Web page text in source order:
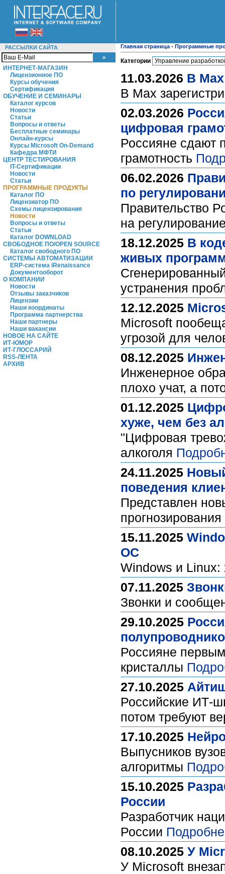
РАССЫЛКИ САЙТА
ИНТЕРНЕТ-МАГАЗИН
Лицензионное ПО
Курсы обучения
Сертификация
ОБУЧЕНИЕ И СЕМИНАРЫ
Каталог курсов
Новости
Статьи
Вопросы и ответы
Бесплатные семинары
Онлайн-курсы
Курсы Microsoft On-Demand
Кафедра МФТИ
ЦЕНТР ТЕСТИРОВАНИЯ
IT-Сертификации
Новости
Статьи
ПРОГРАММНЫЕ ПРОДУКТЫ
Каталог ПО
Лицензиатор ПО
Схемы лицензирования
Новости
Вопросы и ответы
Статьи
Каталог DOWNLOAD
СВОБОДНОЕ ПО/OPEN SOURCE
Каталог свободного ПО
СИСТЕМЫ АВТОМАТИЗАЦИИ
ERP-система iRenaissance
Документооборот
О КОМПАНИИ
Новости
Отзывы заказчиков
Лицензии
Наши координаты
Программа партнерства
Наши партнеры
Наши вакансии
НОВОЕ НА САЙТЕ
ИТ-ЮМОР
ИТ-ГЛОССАРИЙ
RSS-ЛЕНТА
АРХИВ
Главная страница - Программные
Категории
11.03.2026 В
В Max
02.03.2026
цифровая
Россияне сдают
грамотность
06.02.2026
по
Правительство
на
18.12.2025 В
живых
устранения
12.12.2025
Microsoft
угрозой для
08.12.2025
Инженерное
плохо учат, а
01.12.2025
хуже, чем без
"Цифровая
алкоголя
24.11.2025
поведения
Представлен
15.11.2025
ОС
Windows и Linux:
07.11.2025
Звонки и
29.10.2025
Россияне
кристаллы
27.10.2025
Российские ИТ-
потом требуют
17.10.2025
Выпусников
алгоритмы
15.10.2025
России
Разработчик
России
08.10.2025 У
У Microsoft